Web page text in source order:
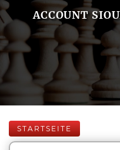
ACCOUNT
STARTSEITE